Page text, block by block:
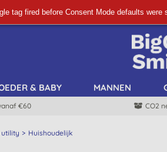
tag fired before Consent Mode defaults were
SCHRIJF ME IN!
& BABY MANNEN
€60 CO2
utility Huishoudelijk